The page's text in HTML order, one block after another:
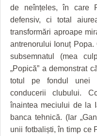
CLIPURI VIDEO
JOCURI ONLINE
DIVERSE
HARTA TIMIŞOAREI
LICEE, ŞCOLI ŞI
de neînțeles, în care
defensiv, ci total
transformări aproape
antrenorului Ionuț
subsemnatul (mea
„Popică” a demonstrat
totul pe fondul unei
conducerii clubului.
înaintea meciului de la
banca tehnică. (Iar
unii fotbaliști, în timp ce